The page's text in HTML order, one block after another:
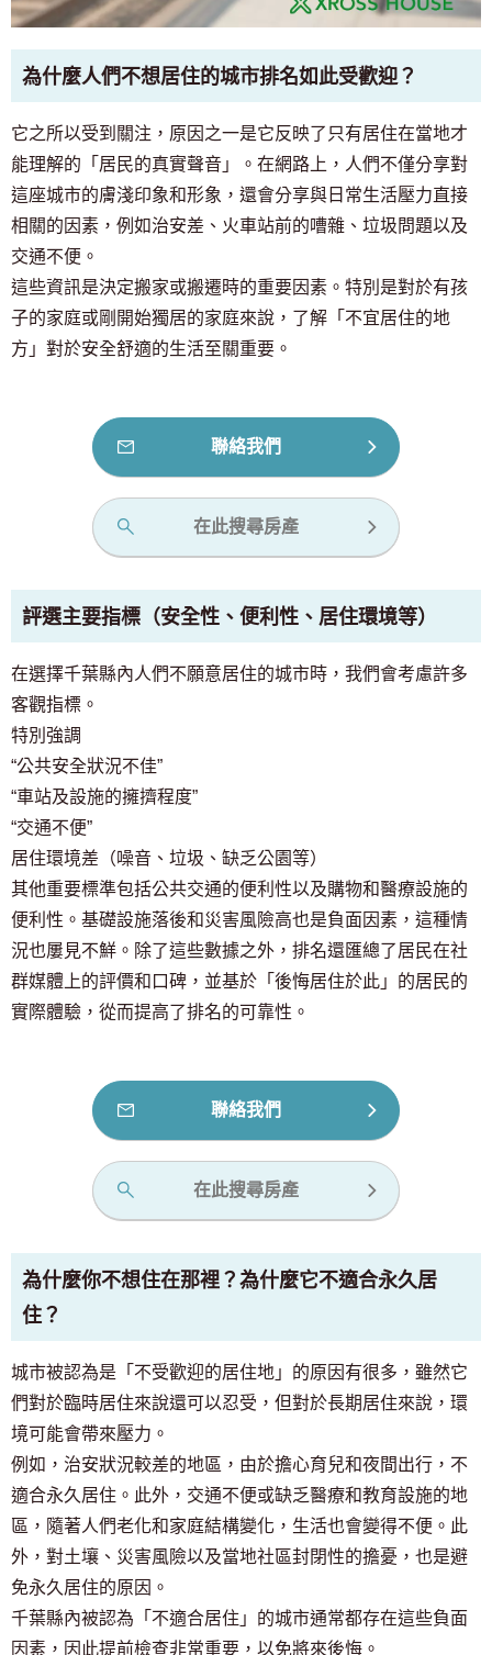
為什麼人們不想居住的城市排名如此受歡迎？
它之所以受到關注，原因之一是它反映了只有居住在當地才
能理解的「居民的真實聲音」。在網路上，人們不僅分享對
這座城市的膚淺印象和形象，還會分享與日常生活壓力直接
相關的因素，例如治安差、火車站前的嘈雜、垃圾問題以及
交通不便。
這些資訊是決定搬家或搬遷時的重要因素。特別是對於有孩
子的家庭或剛開始獨居的家庭來說，了解「不宜居住的地
方」對於安全舒適的生活至關重要。
聯絡我們
在此搜尋房產
評選主要指標（安全性、便利性、居住環境等）
在選擇千葉縣內人們不願意居住的城市時，我們會考慮許多
客觀指標。
特別強調
“公共安全狀況不佳”
“車站及設施的擁擠程度”
“交通不便”
居住環境差（噪音、垃圾、缺乏公園等）
其他重要標準包括公共交通的便利性以及購物和醫療設施的
便利性。基礎設施落後和災害風險高也是負面因素，這種情
況也屢見不鮮。除了這些數據之外，排名還匯總了居民在社
群媒體上的評價和口碑，並基於「後悔居住於此」的居民的
實際體驗，從而提高了排名的可靠性。
聯絡我們
在此搜尋房產
為什麼你不想住在那裡？為什麼它不適合永久居
住？
城市被認為是「不受歡迎的居住地」的原因有很多，雖然它
們對於臨時居住來說還可以忍受，但對於長期居住來說，環
境可能會帶來壓力。
例如，治安狀況較差的地區，由於擔心育兒和夜間出行，不
適合永久居住。此外，交通不便或缺乏醫療和教育設施的地
區，隨著人們老化和家庭結構變化，生活也會變得不便。此
外，對土壤、災害風險以及當地社區封閉性的擔憂，也是避
免永久居住的原因。
千葉縣內被認為「不適合居住」的城市通常都存在這些負面
因素，因此提前檢查非常重要，以免將來後悔。